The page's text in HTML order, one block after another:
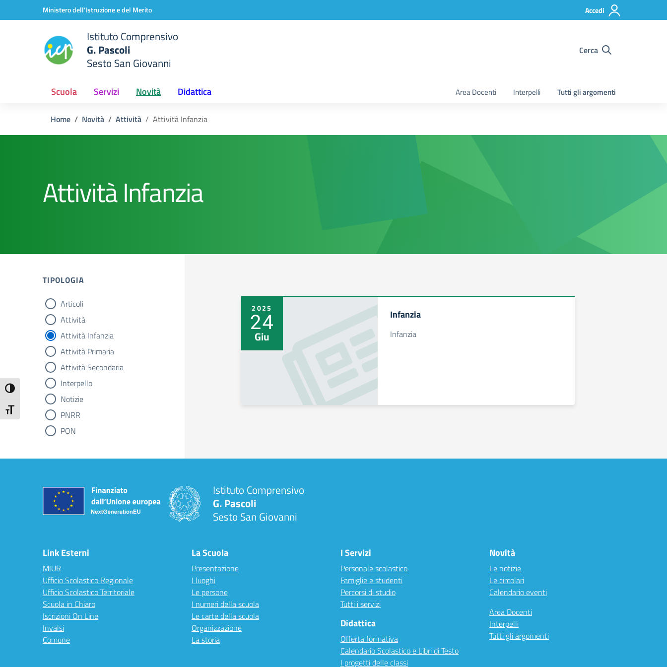
Attiva/disattiva alto contrasto
Attiva/disattiva dimensione testo
Vai ai contenuti
Vai al menu di navigazioneMinistero dell'Istruzione e del Merito Accedi
Istituto Comprensivo
G. Pascoli
Sesto San Giovanni
Cerca
Scuola Servizi Novità Didattica Area Docenti Interpelli Tutti gli argomenti
Home Novità Attività Attività Infanzia
Attività Infanzia
TIPOLOGIA
tipologia di articoli
Articoli
Attività
Attività Infanzia
Attività Primaria
Attività Secondaria
Interpello
Notizie
PNRR
PON
2025
24
Giu
Infanzia
Infanzia
Istituto Comprensivo
G. Pascoli
Sesto San Giovanni
Link Esterni
MIUR
Ufficio Scolastico Regionale
Ufficio Scolastico Territoriale
Scuola in Chiaro
Iscrizioni On Line
Invalsi
Comune
La Scuola
Presentazione
I luoghi
Le persone
I numeri della scuola
Le carte della scuola
Organizzazione
La storia
I Servizi
Personale scolastico
Famiglie e studenti
Percorsi di studio
Tutti i servizi
Didattica
Offerta formativa
Calendario Scolastico e Libri di Testo
I progetti delle classi
Novità
Le notizie
Le circolari
Calendario eventi
Area Docenti
Interpelli
Tutti gli argomenti